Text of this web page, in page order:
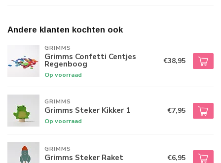
Andere klanten kochten ook
GRIMMS
Grimms Confetti Centjes
Regenboog
Op voorraad
€38,95
GRIMMS
Grimms Steker Kikker 1
Op voorraad
€7,95
GRIMMS
Grimms Steker Raket €6,95